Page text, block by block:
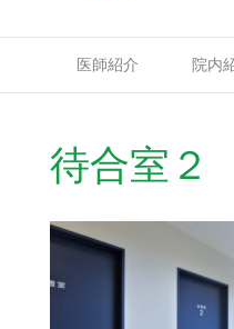
医師紹介 院内
待合室２